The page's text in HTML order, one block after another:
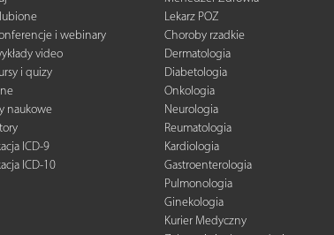
i webinary
video
i quizy
naukowe
ICD-9
ICD-10
Lekarz POZ
Choroby rzadkie
Dermatologia
Diabetologia
Onkologia
Neurologia
Reumatologia
Kardiologia
Gastroenterologia
Pulmonologia
Ginekologia
Kurier Medyczny